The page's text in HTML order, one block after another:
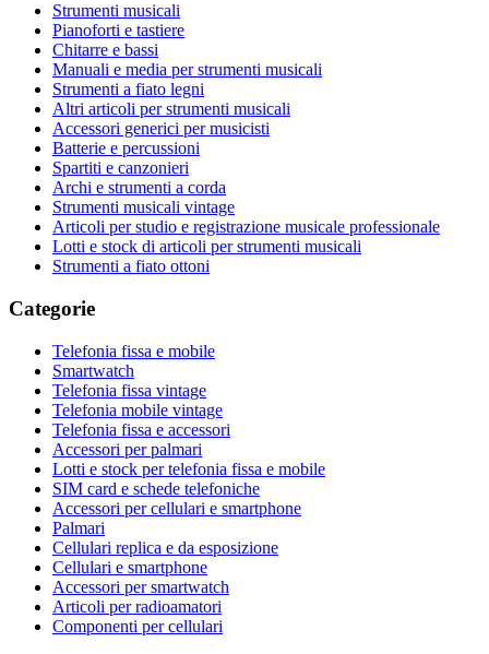
Strumenti musicali
Pianoforti e tastiere
Chitarre e bassi
Manuali e media per strumenti musicali
Strumenti a fiato legni
Altri articoli per strumenti musicali
Accessori generici per musicisti
Batterie e percussioni
Spartiti e canzonieri
Archi e strumenti a corda
Strumenti musicali vintage
Articoli per studio e registrazione musicale professionale
Lotti e stock di articoli per strumenti musicali
Strumenti a fiato ottoni
Categorie
Telefonia fissa e mobile
Smartwatch
Telefonia fissa vintage
Telefonia mobile vintage
Telefonia fissa e accessori
Accessori per palmari
Lotti e stock per telefonia fissa e mobile
SIM card e schede telefoniche
Accessori per cellulari e smartphone
Palmari
Cellulari replica e da esposizione
Cellulari e smartphone
Accessori per smartwatch
Articoli per radioamatori
Componenti per cellulari